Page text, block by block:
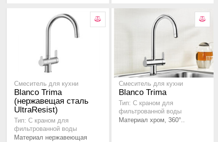
Смеситель для кухни
Blanco Trima
(нержавещая сталь
UltraResist)
Тип: С краном для
фильтрованной воды
Материал нержавеющая
Смеситель для кухни
Blanco Trima
Тип: С краном для
фильтрованной воды
Материал хром, 360°..